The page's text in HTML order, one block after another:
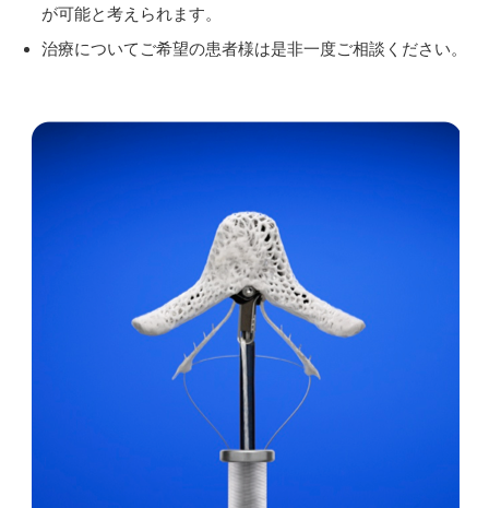
が可能と考えられます。
治療についてご希望の患者様は是非一度ご相談ください。